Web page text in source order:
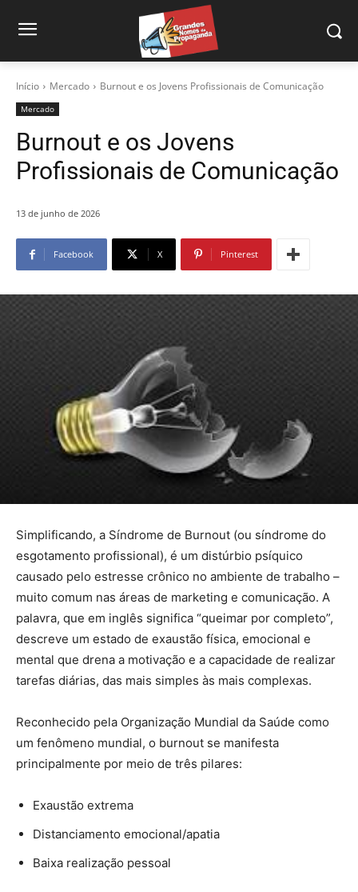
Início Mercado Burnout e os Jovens Profissionais de Comunicação
Mercado
Burnout e os Jovens
Profissionais de Comunicação
13 de junho de 2026
Facebook X Pinterest
Simplificando, a Síndrome de Burnout (ou síndrome do
esgotamento profissional), é um distúrbio psíquico
causado pelo estresse crônico no ambiente de trabalho –
muito comum nas áreas de marketing e comunicação. A
palavra, que em inglês significa “queimar por completo”,
descreve um estado de exaustão física, emocional e
mental que drena a motivação e a capacidade de realizar
tarefas diárias, das mais simples às mais complexas.
Reconhecido pela Organização Mundial da Saúde como
um fenômeno mundial, o burnout se manifesta
principalmente por meio de três pilares:
Exaustão extrema
Distanciamento emocional/apatia
Baixa realização pessoal